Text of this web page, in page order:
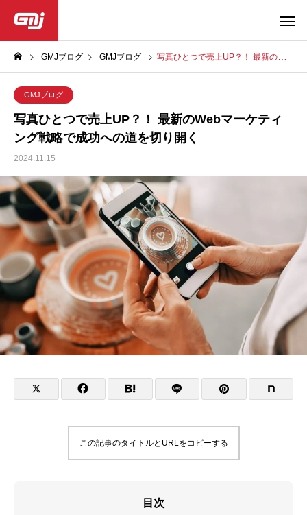
GMJブログ GMJブログ 写真ひとつで売上UP？！ 最新のWebマーケティング戦略で成功への道を切り開く
GMJブログ
写真ひとつで売上UP？！ 最新のWebマーケティ
ング戦略で成功への道を切り開く
2024.11.15
この記事のタイトルとURLをコピーする
目次